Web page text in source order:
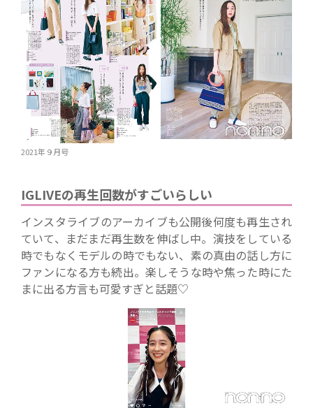
2021年９月号
IGLIVEの再生回数がすごいらしい
インスタライブのアーカイブも公開後何度も再生され
ていて、まだまだ再生数を伸ばし中。演技をしている
時でもなくモデルの時でもない、素の真由の話し方に
ファンになる方も続出。楽しそうな時や焦った時にた
まに出る方言も可愛すぎと話題♡